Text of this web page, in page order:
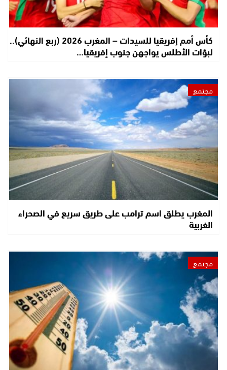
كأس أمم إفريقيا للسيدات – المغرب 2026 (ربع النهائي)..
لبؤات الأطلس يواجهن جنوب إفريقيا…
مجتمع
المغرب يطلق اسم ترامب على طريق سريع في الصحراء
الغربية
مجتمع